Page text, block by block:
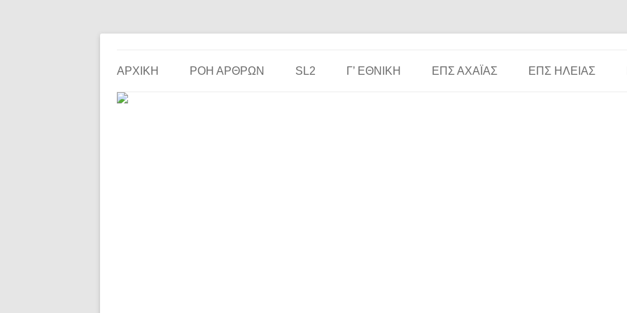
ΑΡΧΙΚΗ ΡΟΗ ΑΡΘΡΩΝ SL2 Γ’ ΕΘΝΙΚΉ ΕΠΣ ΑΧΑΪ́ΑΣ ΕΠΣ ΗΛΕΊΑΣ